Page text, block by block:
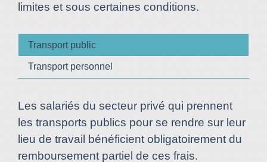
limites et sous certaines conditions.
Transport public
Transport personnel
Les salariés du secteur privé qui prennent
les transports publics pour se rendre sur leur
lieu de travail bénéficient obligatoirement du
remboursement partiel de ces frais.